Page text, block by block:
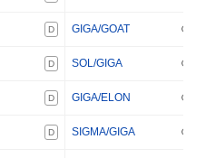
D GIGA/GOAT
D SOL/GIGA
D GIGA/ELON
D SIGMA/GIGA